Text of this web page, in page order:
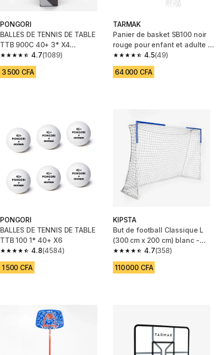
PONGORI
BALLES DE TENNIS DE TABLE
TTB 900C 40+ 3* X4
BLANCHES4.7
4.7 out of 5 stars from 1089 reviews
(1089)
3 500 CFA
TARMAK
Panier de basket SB100 noir
rouge pour enfant et adulte à
fixer au mur.
4.5
4.5 out of 5 stars from 49
(49)
64 000 CFA
PONGORI
BALLES DE TENNIS DE TABLE
TTB 100 1* 40+ X6
4.8
4.8 out of 5 stars from 4584 reviews
(4584)
1 500 CFA
KIPSTA
​But de football Classique L
(300 cm x 200 cm) blanc -
Garantie 5 ans
4.7
4.7 out of 5 stars from 358
(358)
110 000 CFA